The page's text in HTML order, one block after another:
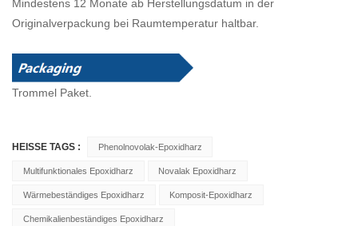
Mindestens 12 Monate ab Herstellungsdatum in der
Originalverpackung bei Raumtemperatur haltbar.
Trommel Paket.
HEISSE TAGS : Phenolnovolak-Epoxidharz
Multifunktionales Epoxidharz Novalak Epoxidharz
Wärmebeständiges Epoxidharz Komposit-Epoxidharz
Chemikalienbeständiges Epoxidharz